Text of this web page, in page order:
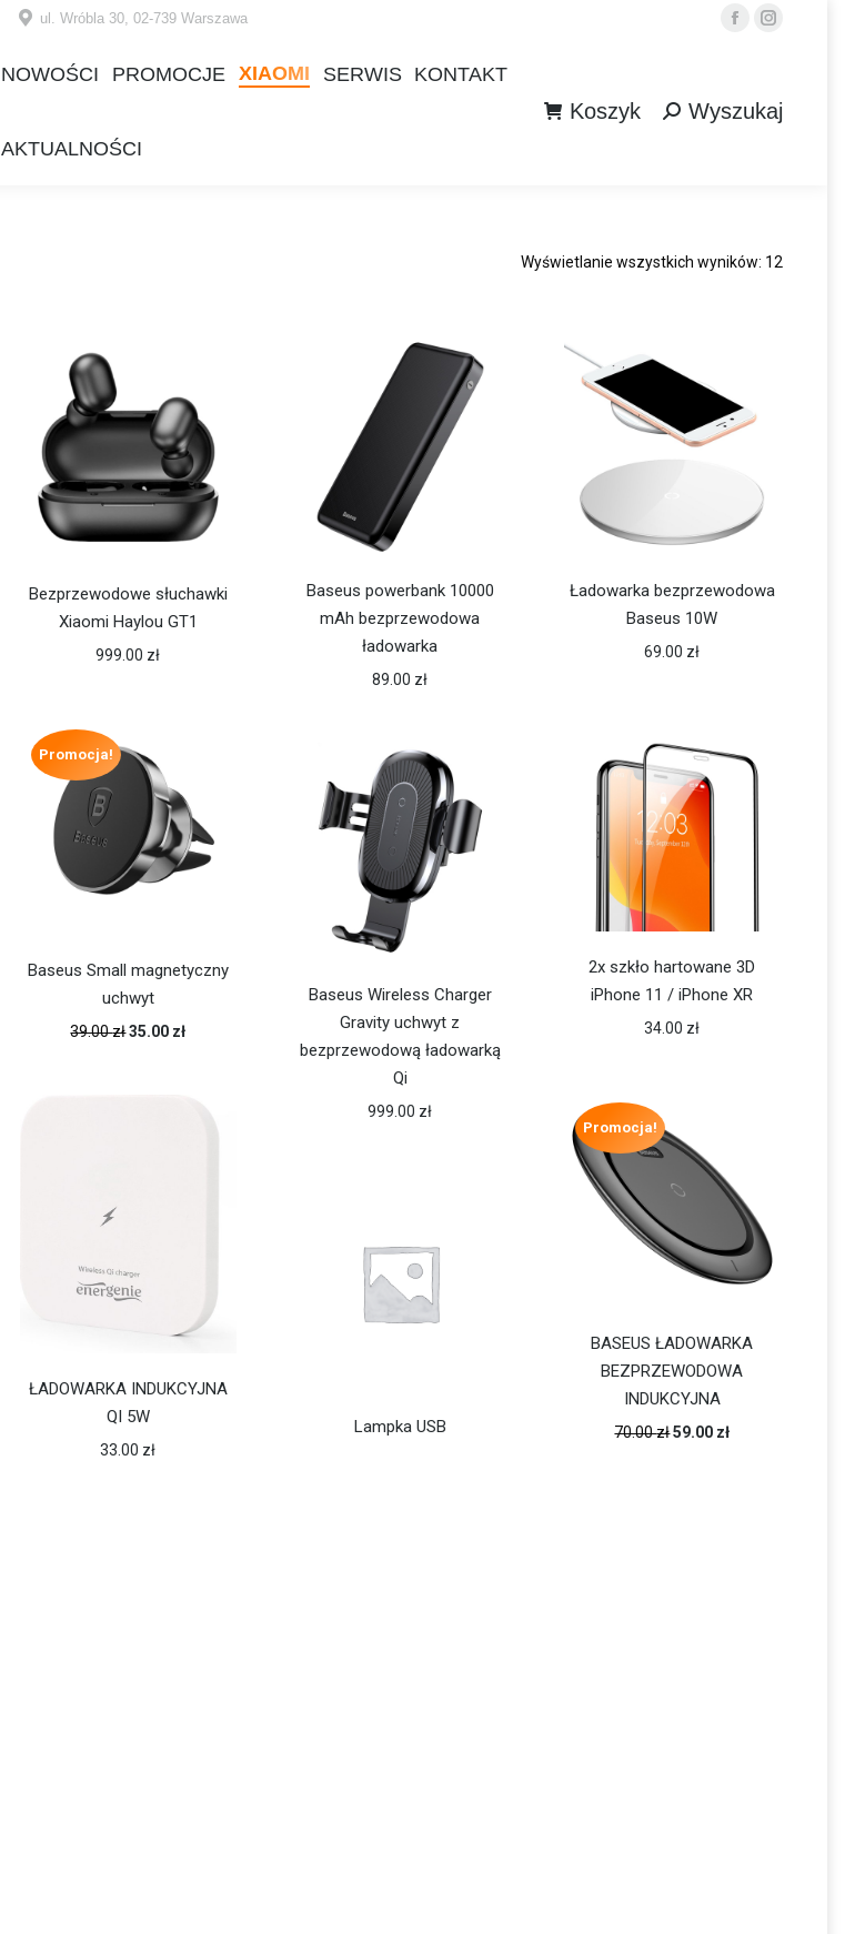
ul. Wróbla 30, 02-739 Warszawa
FacebookInstagram
NOWOŚCI PROMOCJE XIAOMI SERWIS KONTAKT
AKTUALNOŚCI
Koszyk Szukaj:Wyszukaj
Wyświetlanie wszystkich wyników: 12
Bezprzewodowe słuchawki
Xiaomi Haylou GT1
999.00 zł
Baseus powerbank 10000
mAh bezprzewodowa
ładowarka
89.00 zł
Ładowarka bezprzewodowa
Baseus 10W
69.00 zł
2x szkło hartowane 3D
iPhone 11 / iPhone XR
34.00 zł
Promocja!
Baseus Small magnetyczny
uchwyt
39.00zł35.00 zł
Baseus Wireless Charger
Gravity uchwyt z
bezprzewodową ładowarką
Qi
999.00 zł
Promocja!
BASEUS ŁADOWARKA
BEZPRZEWODOWA
INDUKCYJNA
70.00zł59.00 zł
ŁADOWARKA INDUKCYJNA
QI 5W
33.00 zł
Lampka USB